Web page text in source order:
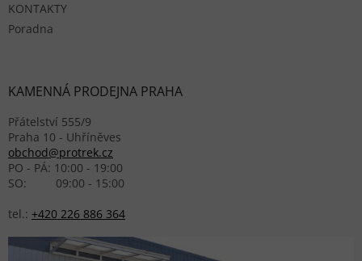
KONTAKTY
Poradna
KAMENNÁ PRODEJNA PRAHA
Přátelství 555/9
Praha 10 - Uhříněves
obchod@protrek.cz
PO - PÁ: 10:00 - 19:00
SO: 09:00 - 15:00
tel.: +420 226 886 364